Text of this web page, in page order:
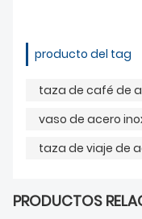
producto del tag
PRODUCTOS